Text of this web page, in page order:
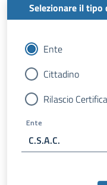
Selezionare il tipo
Ente
Cittadino
Rilascio
Ente